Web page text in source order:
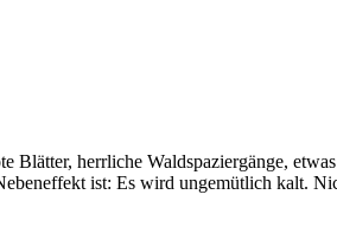
herrliche Waldspaziergänge,
ist: Es wird ungemütlich kalt.